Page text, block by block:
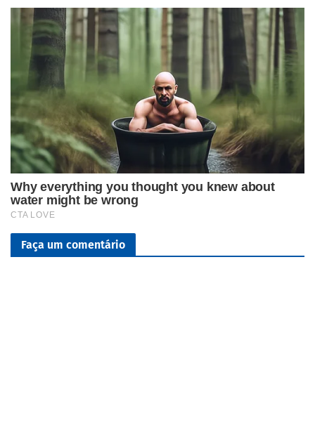
Faça um comentário